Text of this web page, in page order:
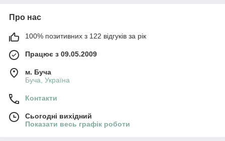
Про нас
100% позитивних з 122 відгуків за рік
Працює з 09.05.2009
м. Буча
Буча, Україна
Контакти
Сьогодні вихідний
Показати весь графік роботи